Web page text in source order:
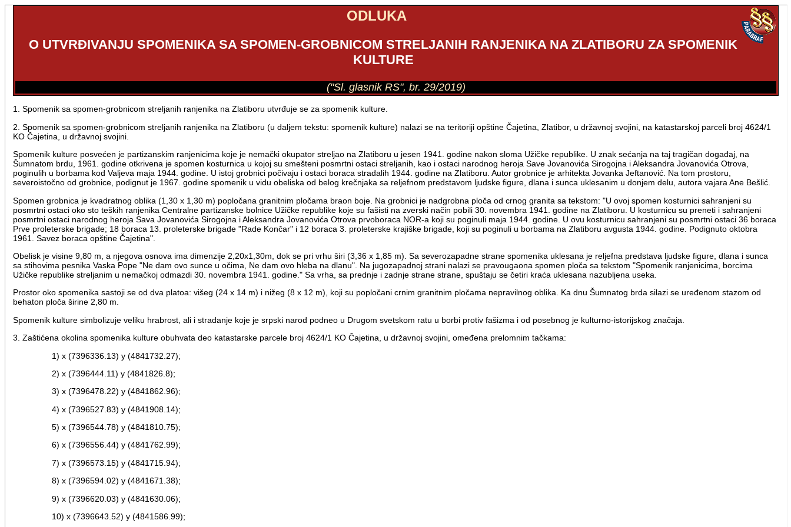
ODLUKA
O UTVRĐIVANJU SPOMENIKA SA SPOMEN-GROBNICOM STRELJANIH RANJENIKA NA ZLATIBORU ZA SPOMENIK
KULTURE
("Sl. glasnik RS", br. 29/2019)
1. Spomenik sa spomen-grobnicom streljanih ranjenika na Zlatiboru utvrđuje se za spomenik kulture.
2. Spomenik sa spomen-grobnicom streljanih ranjenika na Zlatiboru (u daljem tekstu: spomenik kulture) nalazi se na teritoriji opštine Čajetina, Zlatibor, u državnoj svojini, na katastarskoj parceli broj 4624/1
KO Čajetina, u državnoj svojini.
Spomenik kulture posvećen je partizanskim ranjenicima koje je nemački okupator streljao na Zlatiboru u jesen 1941. godine nakon sloma Užičke republike. U znak sećanja na taj tragičan događaj, na
Šumnatom brdu, 1961. godine otkrivena je spomen kosturnica u kojoj su smešteni posmrtni ostaci streljanih, kao i ostaci narodnog heroja Save Jovanovića Sirogojna i Aleksandra Jovanovića Otrova,
poginulih u borbama kod Valjeva maja 1944. godine. U istoj grobnici počivaju i ostaci boraca stradalih 1944. godine na Zlatiboru. Autor grobnice je arhitekta Jovanka Jeftanović. Na tom prostoru,
severoistočno od grobnice, podignut je 1967. godine spomenik u vidu obeliska od belog krečnjaka sa reljefnom predstavom ljudske figure, dlana i sunca uklesanim u donjem delu, autora vajara Ane Bešlić.
Spomen grobnica je kvadratnog oblika (1,30 x 1,30 m) popločana granitnim pločama braon boje. Na grobnici je nadgrobna ploča od crnog granita sa tekstom: "U ovoj spomen kosturnici sahranjeni su
posmrtni ostaci oko sto teških ranjenika Centralne partizanske bolnice Užičke republike koje su fašisti na zverski način pobili 30. novembra 1941. godine na Zlatiboru. U kosturnicu su preneti i sahranjeni
posmrtni ostaci narodnog heroja Sava Jovanovića Sirogojna i Aleksandra Jovanovića Otrova prvoboraca NOR-a koji su poginuli maja 1944. godine. U ovu kosturnicu sahranjeni su posmrtni ostaci 36 boraca
Prve proleterske brigade; 18 boraca 13. proleterske brigade "Rade Končar" i 12 boraca 3. proleterske krajiške brigade, koji su poginuli u borbama na Zlatiboru avgusta 1944. godine. Podignuto oktobra
1961. Savez boraca opštine Čajetina".
Obelisk je visine 9,80 m, a njegova osnova ima dimenzije 2,20x1,30m, dok se pri vrhu širi (3,36 x 1,85 m). Sa severozapadne strane spomenika uklesana je reljefna predstava ljudske figure, dlana i sunca
sa stihovima pesnika Vaska Pope "Ne dam ovo sunce u očima, Ne dam ovo hleba na dlanu". Na jugozapadnoj strani nalazi se pravougaona spomen ploča sa tekstom "Spomenik ranjenicima, borcima
Užičke republike streljanim u nemačkoj odmazdi 30. novembra 1941. godine." Sa vrha, sa prednje i zadnje strane strane, spuštaju se četiri kraća uklesana nazubljena useka.
Prostor oko spomenika sastoji se od dva platoa: višeg (24 x 14 m) i nižeg (8 x 12 m), koji su popločani crnim granitnim pločama nepravilnog oblika. Ka dnu Šumnatog brda silazi se uređenom stazom od
behaton ploča širine 2,80 m.
Spomenik kulture simbolizuje veliku hrabrost, ali i stradanje koje je srpski narod podneo u Drugom svetskom ratu u borbi protiv fašizma i od posebnog je kulturno-istorijskog značaja.
3. Zaštićena okolina spomenika kulture obuhvata deo katastarske parcele broj 4624/1 KO Čajetina, u državnoj svojini, omeđena prelomnim tačkama:
1) x (7396336.13) y (4841732.27);
2) x (7396444.11) y (4841826.8);
3) x (7396478.22) y (4841862.96);
4) x (7396527.83) y (4841908.14);
5) x (7396544.78) y (4841810.75);
6) x (7396556.44) y (4841762.99);
7) x (7396573.15) y (4841715.94);
8) x (7396594.02) y (4841671.38);
9) x (7396620.03) y (4841630.06);
10) x (7396643.52) y (4841586.99);